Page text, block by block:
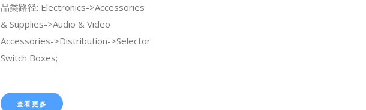
品类路径: Electronics->Accessories
& Supplies->Audio & Video
Accessories->Distribution->Selector
Switch Boxes;
查看更多